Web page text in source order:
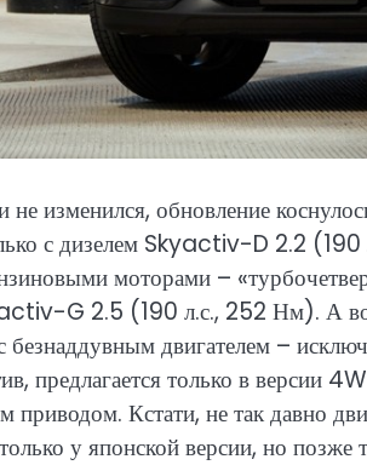
изменился, обновление
с дизелем Skyactiv-D 2.2
моторами –
G 2.5 (190 л.с., 252 Нм). А
безнаддувным двигателем –
предлагается только в версии
приводом. Кстати, не так давно
у японской версии, но позже